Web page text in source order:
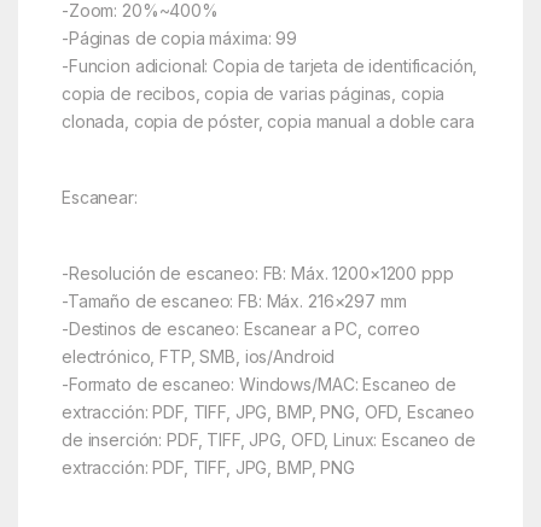
-Zoom: 20%~400%
-Páginas de copia máxima: 99
-Funcion adicional: Copia de tarjeta de identificación,
copia de recibos, copia de varias páginas, copia
clonada, copia de póster, copia manual a doble cara
Escanear:
-Resolución de escaneo: FB: Máx. 1200×1200 ppp
-Tamaño de escaneo: FB: Máx. 216×297 mm
-Destinos de escaneo: Escanear a PC, correo
electrónico, FTP, SMB, ios/Android
-Formato de escaneo: Windows/MAC: Escaneo de
extracción: PDF, TIFF, JPG, BMP, PNG, OFD, Escaneo
de inserción: PDF, TIFF, JPG, OFD, Linux: Escaneo de
extracción: PDF, TIFF, JPG, BMP, PNG